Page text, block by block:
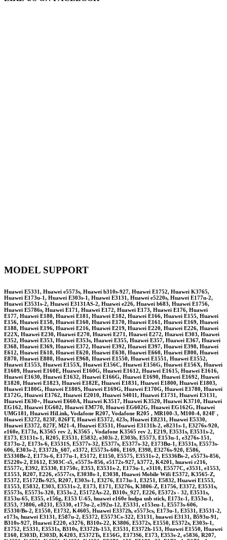
MODEL SUPPORT
Huawei E5331, Huawei e5573s, Huawei b310s-927, Huawei E1752, Huawei K3765,
Huawei E173u-1, Huawei E303s-1, Huawei E3131, Huawei e5220s, Huawei E177u-2,
Huawei E3531s-2, Huawei E3131AS-2, Huawei e226, Huawei b683, Huawei E1756,
Huawei E5786s, Huawei E171, Huawei E172, Huawei E173, Huawei E176, Huawei
E177, Huawei E180, Huawei E181, Huawei E182, Huawei E166, Huawei E155, Huawei
E156, Huawei E158, Huawei E160, Huawei E170, Huawei E161, Huawei E169, Huawei
E188, Huawei E196, Huawei E216, Huawei E219, Huawei E220, Huawei E226, Huawei
E22X, Huawei E230, Huawei E270, Huawei E271, Huawei E272, Huawei E303, Huawei
E352, Huawei E353, Huawei E353s, Huawei E355, Huawei E357, Huawei E367, Huawei
E368, Huawei E369, Huawei E372, Huawei E392, Huawei E397, Huawei E398, Huawei
E612, Huawei E618, Huawei E620, Huawei E630, Huawei E660, Huawei E800, Huawei
E870, Huawei E880, Huawei E968, Huawei E1550, Huawei E1551, Huawei E1552,
Huawei E1553, Huawei E155X, Huawei E156C, Huawei E156G, Huawei E156X, Huawei
E1609, Huawei E160E, Huawei E160G, Huawei E1612, Huawei E1615, Huawei E1616,
Huawei E1630, Huawei E1632, Huawei E166G, Huawei E1690, Huawei E1692, Huawei
E1820, Huawei E1823, Huawei E182E, Huawei E1831, Huawei E1800, Huawei E1803,
Huawei E180G, Huawei E180S, Huawei E169G, Huawei E170G, Huawei E1780, Huawei
E172G, Huawei E1762, Huawei E2010, Huawei S4011, Huawei E1731, Huawei E3131,
Huawei E630+, Huawei E660A, Huawei K3517, Huawei K3520, Huawei K3710, Huawei
EG162, Huawei EG602, Huawei EM770, Huawei EG602G, Huawei EG162G, Huawei
UMG181, Huawei HiLink, Vodafone R207, Vodafone R205 , MR100-3, M100-4, 824F ,
Huawei E3272, 823F, 826FT, Huawei E5372, 423s, Huawei E8231, Huawei E5330,
Huawei E3372, 827F, M21-4, Huawei E3531, Huawei E3131h-2, e8231s-1, E3276s-920,
e160e, E173z, K3565 rev 2, K3565 , Vodafone K3565 rev 2, E219, E3531s, E3531s-2,
E173, E3131s-1, R205, E3531, E5832, e303i-2, E303b, E5573, E153u-1, e3276s-151,
E173u-2, E173s-6, E3531S, E5377s-32, E5377s, E5377s-32, E173Bu-1, E3531s, E5573s-
606, E303s-2, E3372h_607, e3372, E5573s-606, E169, E398, E3276s-920, E586,
E5330Bs-2, E173s-6, E177u-1, E5172, E1150, E5575, E3531s-2, E5336Bs-2, e5573s-856,
E5220s-2, E1612, E303C-s5, e5573s-856, e5172s-927, k3772, K4201, huawei r216,
E5577c, E392, E5330, E1750c, E353, E3531s-2, E173u-1, e3110, E5577C, e3531, e1553,
E1553, R207, E226, e5577cs, E3038s-1, E3038, Huawei Mobile Wifi E5372, K3565-Z,
E5372, E5172Bs-925, R207, E303s-1, E3276, E173u-1, E3251, E5832, Huawei E1553,
E1553, E5832, E303, E3531s-2, E173, E171, E3276s, K3806-Z, E1756, E3372, E3531s,
E5573s, E5573s-320, E353s-2, E5172As-22, B310s_927, E226, E5372s - 32, E3531s,
E153u-65, E355, e156g, E153 U-65, huawei e160e hsdpa usb stick, E173z-1, E353u-1,
E353, ?3806, e8231, E5330, e173u-2, e392u-12, E5331, e153eu-1, E5573s-606,
E5330/Bs-2, E1550, E1732, K4605, Huawei E3372h, e5573cs, E173u-1, E3531, E3531-2,
e173s, huawei E3131, E587u-2, E5372, E5573Cs-322, E3131, huawei E3131, B593u-91,
B310s-927, Huawei E220, e3276, B310s-22, K3806, E5372s, E1550, E5372s, E303s-1,
E1752, E5331, E3531s, B310s, E3372h-153, E3531, E3372h-153, Huawei E1550, Huawei
E160, E303D, E303D, K4203, E5372Ts, E156G, E173S6, E173, E353s-2, e5836, R207,